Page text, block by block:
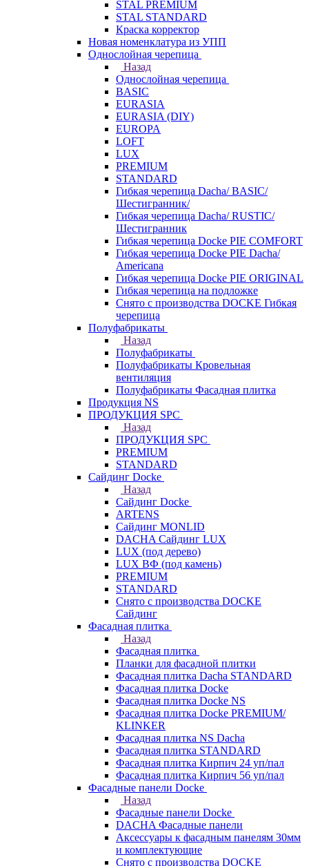
STAL PREMIUM
STAL STANDARD
Краска корректор
Новая номенклатура из УПП
Однослойная черепица
Назад
Однослойная черепица
BASIC
EURASIA
EURASIA (DIY)
EUROPA
LOFT
LUX
PREMIUM
STANDARD
Гибкая черепица Dacha/ BASIC/
Шестигранник/
Гибкая черепица Dacha/ RUSTIC/
Шестигранник
Гибкая черепица Docke PIE COMFORT
Гибкая черепица Docke PIE Dacha/
Americana
Гибкая черепица Docke PIE ОRIGINАL
Гибкая черепица на подложке
Снято с производства DOCKE Гибкая
черепица
Полуфабрикаты
Назад
Полуфабрикаты
Полуфабрикаты Кровельная
вентиляция
Полуфабрикаты Фасадная плитка
Продукция NS
ПРОДУКЦИЯ SPC
Назад
ПРОДУКЦИЯ SPC
PREMIUM
STANDARD
Сайдинг Docke
Назад
Сайдинг Docke
ARTENS
Cайдинг MONLID
DACHA Сайдинг LUX
LUX (под дерево)
LUX ВФ (под камень)
PREMIUM
STANDARD
Снято с производства DOCKE
Сайдинг
Фасадная плитка
Назад
Фасадная плитка
Планки для фасадной плитки
Фасадная плитка Dacha STANDARD
Фасадная плитка Docke
Фасадная плитка Docke NS
Фасадная плитка Docke PREMIUM/
KLINKER
Фасадная плитка NS Dacha
Фасадная плитка STANDARD
Фасадная плитка Кирпич 24 уп/пал
Фасадная плитка Кирпич 56 уп/пал
Фасадные панели Docke
Назад
Фасадные панели Docke
DACHA Фасадные панели
Аксессуары к фасадным панелям 30мм
и комплектующие
Снято с производства DOCKE